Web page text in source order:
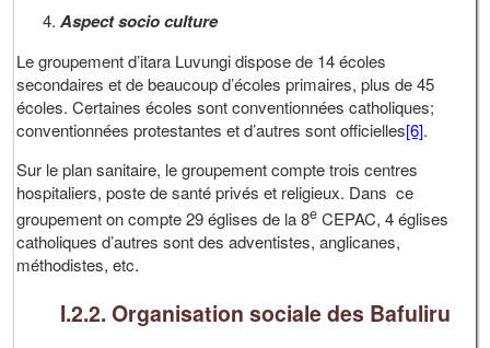
Aspect socio culture
Le groupement d’itara Luvungi dispose de 14 écoles
secondaires et de beaucoup d’écoles primaires, plus de 45
écoles. Certaines écoles sont conventionnées catholiques;
conventionnées protestantes et d’autres sont officielles[6].
Sur le plan sanitaire, le groupement compte trois centres
hospitaliers, poste de santé privés et religieux. Dans ce
groupement on compte 29 églises de la 8e CEPAC, 4 églises
catholiques d’autres sont des adventistes, anglicanes,
méthodistes, etc.
I.2.2. Organisation sociale des Bafuliru